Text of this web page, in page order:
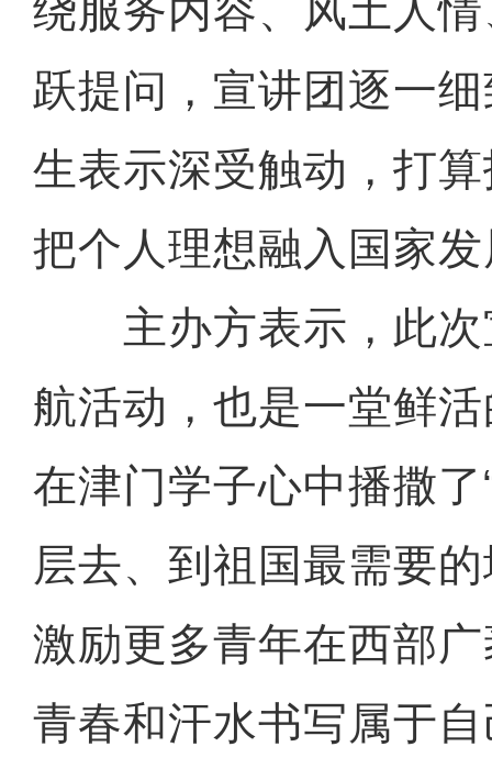
绕服务内容、风土人
跃提问，宣讲团逐一
生表示深受触动，打
把个人理想融入国家
主办方表示，此次
航活动，也是一堂鲜
在津门学子心中播撒
层去、到祖国最需要
激励更多青年在西部
青春和汗水书写属于